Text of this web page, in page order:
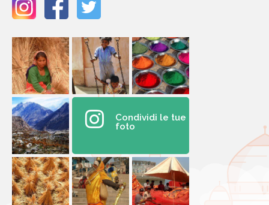
Condividi le tue
foto